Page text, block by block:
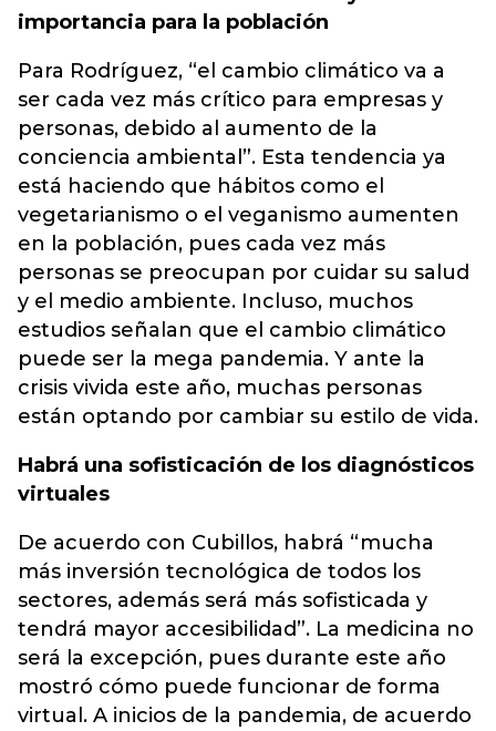
importancia para la población
Para Rodríguez, “el cambio climático va a
ser cada vez más crítico para empresas y
personas, debido al aumento de la
conciencia ambiental”. Esta tendencia ya
está haciendo que hábitos como el
vegetarianismo o el veganismo aumenten
en la población, pues cada vez más
personas se preocupan por cuidar su salud
y el medio ambiente. Incluso, muchos
estudios señalan que el cambio climático
puede ser la mega pandemia. Y ante la
crisis vivida este año, muchas personas
están optando por cambiar su estilo de vida.
Habrá una sofisticación de los diagnósticos
virtuales
De acuerdo con Cubillos, habrá “mucha
más inversión tecnológica de todos los
sectores, además será más sofisticada y
tendrá mayor accesibilidad”. La medicina no
será la excepción, pues durante este año
mostró cómo puede funcionar de forma
virtual. A inicios de la pandemia, de acuerdo